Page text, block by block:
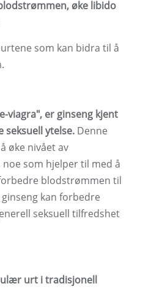
øke libido
som kan bidra til å
viagra", er ginseng kjent
seksuell ytelse. Denne
øke nivået av
som hjelper til med å
blodstrømmen til
kan forbedre
seksuell tilfredshet
urt i tradisjonell